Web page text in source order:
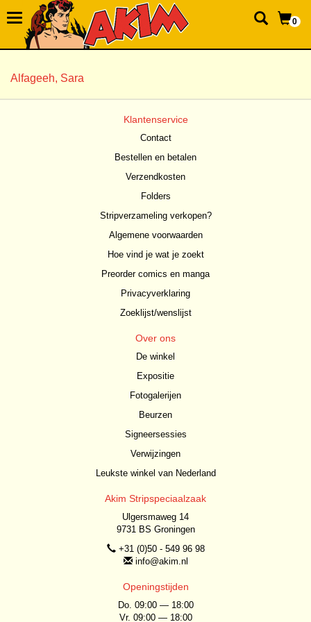
0
Alfageeh, Sara
Klantenservice
Contact
Bestellen en betalen
Verzendkosten
Folders
Stripverzameling verkopen?
Algemene voorwaarden
Hoe vind je wat je zoekt
Preorder comics en manga
Privacyverklaring
Zoeklijst/wenslijst
Over ons
De winkel
Expositie
Fotogalerijen
Beurzen
Signeersessies
Verwijzingen
Leukste winkel van Nederland
Akim Stripspeciaalzaak
Ulgersmaweg 14
9731 BS Groningen
+31 (0)50 - 549 96 98
info@akim.nl
Openingstijden
Do. 09:00 — 18:00
Vr. 09:00 — 18:00